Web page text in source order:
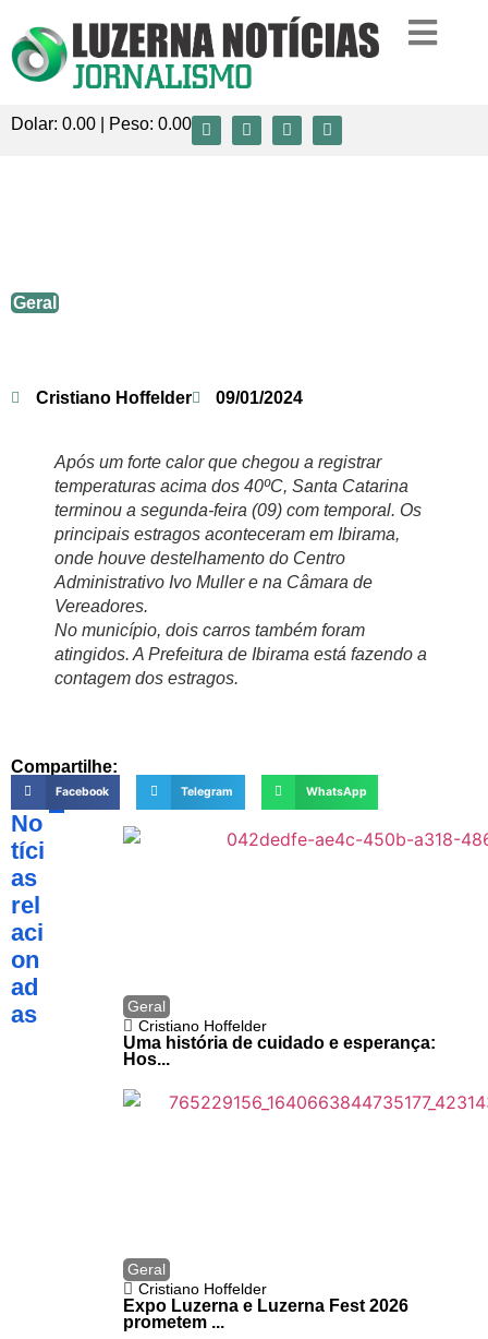
Dolar: 0.00 | Peso: 0.00
Geral
Cristiano Hoffelder 09/01/2024
Após um forte calor que chegou a registrar
temperaturas acima dos 40ºC, Santa Catarina
terminou a segunda-feira (09) com temporal. Os
principais estragos aconteceram em Ibirama,
onde houve destelhamento do Centro
Administrativo Ivo Muller e na Câmara de
Vereadores.
No município, dois carros também foram
atingidos. A Prefeitura de Ibirama está fazendo a
contagem dos estragos.
Compartilhe:
Facebook Telegram WhatsApp
No
tíci
as
rel
aci
on
ad
as
Geral
Cristiano Hoffelder
Uma história de cuidado e esperança:
Hos...
Geral
Cristiano Hoffelder
Expo Luzerna e Luzerna Fest 2026
prometem ...